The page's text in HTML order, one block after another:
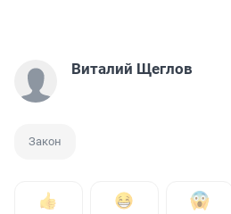
Виталий Щеглов
Закон